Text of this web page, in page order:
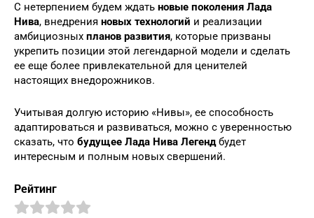
С нетерпением будем ждать новые поколения Лада
Нива, внедрения новых технологий и реализации
амбициозных планов развития, которые призваны
укрепить позиции этой легендарной модели и сделать
ее еще более привлекательной для ценителей
настоящих внедорожников.
Учитывая долгую историю «Нивы», ее способность
адаптироваться и развиваться, можно с уверенностью
сказать, что будущее Лада Нива Легендбудет
интересным и полным новых свершений.
Рейтинг